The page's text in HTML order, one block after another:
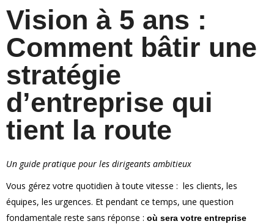
Vision à 5 ans :
Comment bâtir une
stratégie
d’entreprise qui
tient la route
Un guide pratique pour les dirigeants ambitieux
Vous gérez votre quotidien à toute vitesse : les clients, les
équipes, les urgences. Et pendant ce temps, une question
fondamentale reste sans réponse : où sera votre entreprise